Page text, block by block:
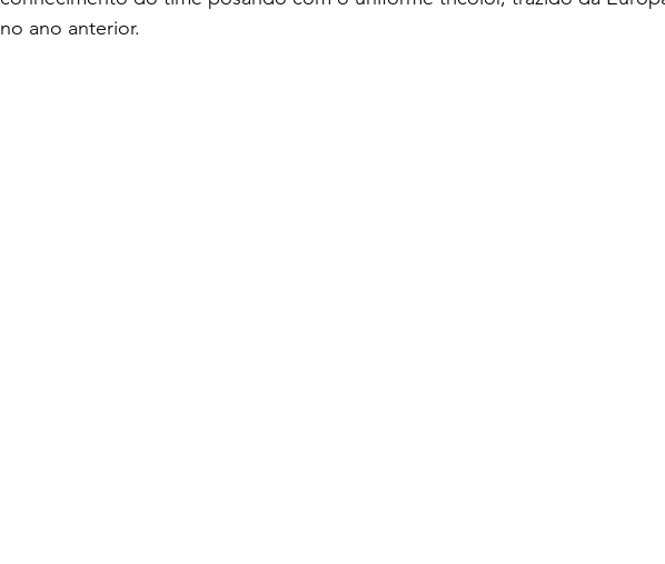
no ano anterior.